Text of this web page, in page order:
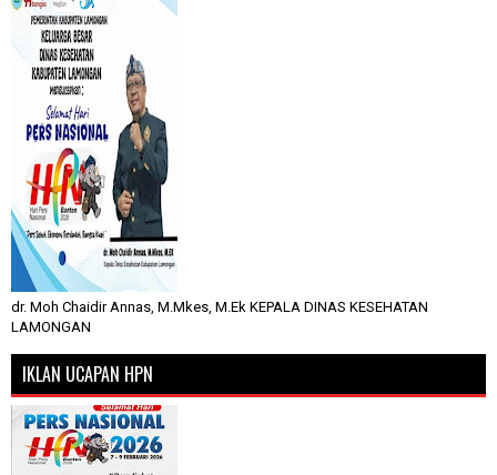
dr. Moh Chaidir Annas, M.Mkes, M.Ek KEPALA DINAS KESEHATAN
LAMONGAN
IKLAN UCAPAN HPN